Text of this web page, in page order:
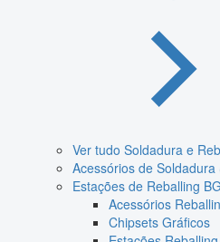
Ver tudo Soldadura e
Acessórios de Soldadura
Estações de Reballing
Acessórios
Chipsets Gráficos